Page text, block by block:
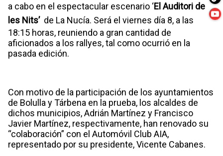
a cabo en el espectacular escenario ‘El Auditori de
les Nits’ de La Nucía. Será el viernes día 8, a las
18:15 horas, reuniendo a gran cantidad de
aficionados a los rallyes, tal como ocurrió en la
pasada edición.
Con motivo de la participación de los ayuntamientos
de Bolulla y Tárbena en la prueba, los alcaldes de
dichos municipios, Adrián Martínez y Francisco
Javier Martínez, respectivamente, han renovado su
“colaboración” con el Automóvil Club AIA,
representado por su presidente, Vicente Cabanes.